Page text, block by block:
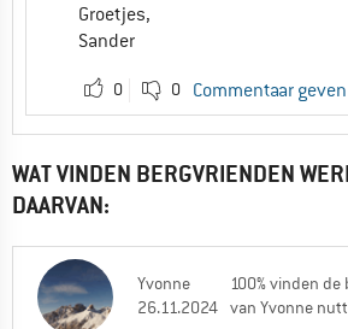
Groetjes,
Sander
0 0 Commentaar geven
WAT VINDEN BERGVRIENDEN
DAARVAN:
Yvonne
26.11.2024
100% vinden
van Yvonne